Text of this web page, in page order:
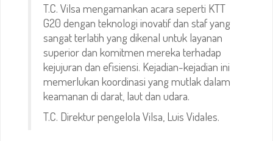
T.C. Vilsa mengamankan acara seperti KTT
G20 dengan teknologi inovatif dan staf yang
sangat terlatih yang dikenal untuk layanan
superior dan komitmen mereka terhadap
kejujuran dan efisiensi. Kejadian-kejadian ini
memerlukan koordinasi yang mutlak dalam
keamanan di darat, laut dan udara.
T.C. Direktur pengelola Vilsa, Luis Vidales.